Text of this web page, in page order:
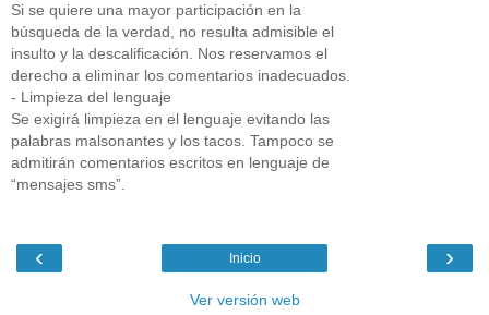
Si se quiere una mayor participación en la
búsqueda de la verdad, no resulta admisible el
insulto y la descalificación. Nos reservamos el
derecho a eliminar los comentarios inadecuados.
- Limpieza del lenguaje
Se exigirá limpieza en el lenguaje evitando las
palabras malsonantes y los tacos. Tampoco se
admitirán comentarios escritos en lenguaje de
“mensajes sms”.
‹ ›
Inicio
Ver versión web